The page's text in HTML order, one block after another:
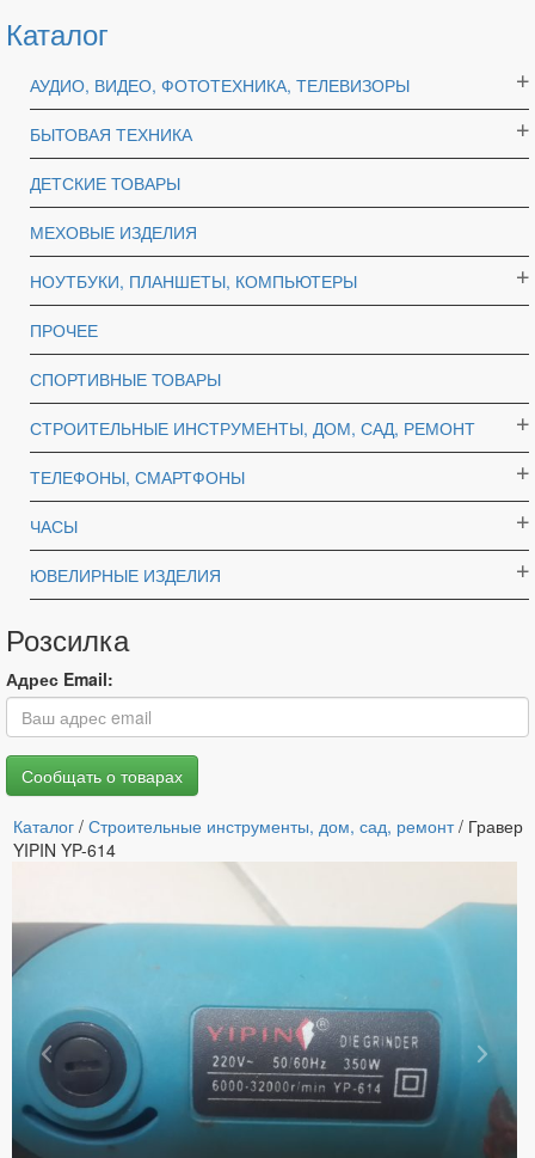
Каталог
АУДИО, ВИДЕО, ФОТОТЕХНИКА, ТЕЛЕВИЗОРЫ
БЫТОВАЯ ТЕХНИКА
ДЕТСКИЕ ТОВАРЫ
МЕХОВЫЕ ИЗДЕЛИЯ
НОУТБУКИ, ПЛАНШЕТЫ, КОМПЬЮТЕРЫ
ПРОЧЕЕ
СПОРТИВНЫЕ ТОВАРЫ
СТРОИТЕЛЬНЫЕ ИНСТРУМЕНТЫ, ДОМ, САД, РЕМОНТ
ТЕЛЕФОНЫ, СМАРТФОНЫ
ЧАСЫ
ЮВЕЛИРНЫЕ ИЗДЕЛИЯ
Розсилка
Адрес Email:
Каталог / Строительные инструменты, дом, сад, ремонт/ Гравер
YIPIN YP-614